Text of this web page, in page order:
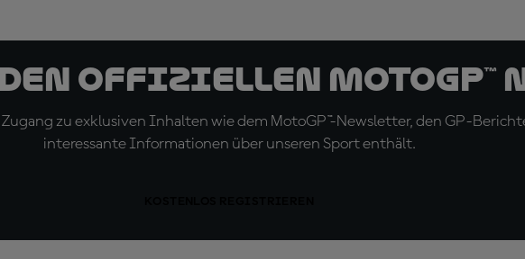
offiziellen MotoGP™
zu exklusiven Inhalten wie dem MotoGP™-Newsletter, den GP-
interessante Informationen über unseren Sport enthält.